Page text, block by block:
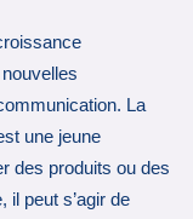
La
une jeune
des produits ou des
peut s’agir de